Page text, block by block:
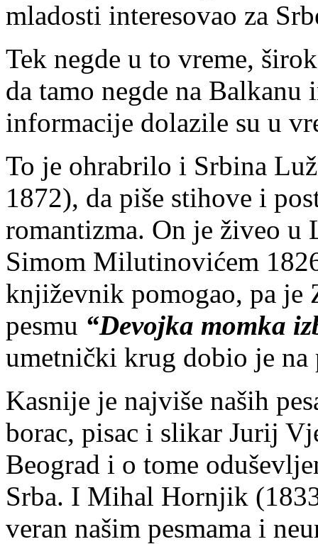
mladosti interesovao za
Tek negde u to vreme,
da tamo negde na Balkanu
informacije dolazile su u
To je ohrabrilo i Srbina
1872), da piše stihove i
romantizma. On je živeo u
Simom Milutinovićem
književnik pomogao, pa je
pesmu “Devojka momka
umetnički krug dobio je
Kasnije je najviše naših
borac, pisac i slikar Jurij
Beograd i o tome
Srba. I Mihal Hornjik
veran našim pesmama i